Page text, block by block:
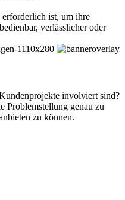
ist, um ihre
verlässlicher oder
involviert sind?
Problemstellung genau zu
zu können.